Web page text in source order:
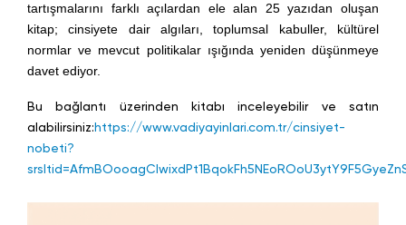
tartışmalarını farklı açılardan ele alan 25 yazıdan oluşan
kitap; cinsiyete dair algıları, toplumsal kabuller, kültürel
normlar ve mevcut politikalar ışığında yeniden düşünmeye
davet ediyor.
Bu bağlantı üzerinden kitabı inceleyebilir ve satın
alabilirsiniz:https://www.vadiyayinlari.com.tr/cinsiyet-
nobeti?